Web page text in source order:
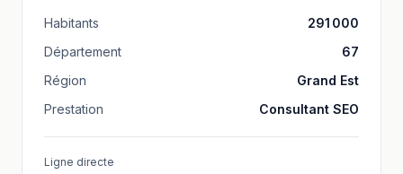
Habitants
291 000
Département
67
Région
Grand Est
Prestation
Consultant SEO
Ligne directe